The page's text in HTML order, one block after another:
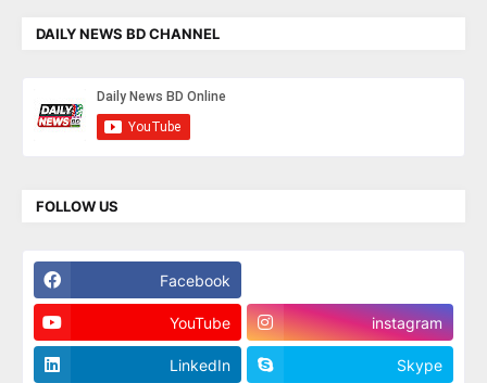
DAILY NEWS BD CHANNEL
FOLLOW US
Facebook
YouTube instagram
LinkedIn Skype